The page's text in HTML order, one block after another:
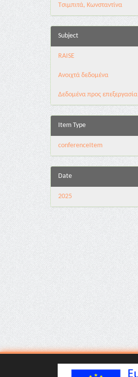
Τσιμπιτά, Κωνσταντίνα
Subject
RAISE
Ανοιχτά δεδομένα
Δεδομένα προς επεξεργασία
Item Type
conferenceItem
Date
2025